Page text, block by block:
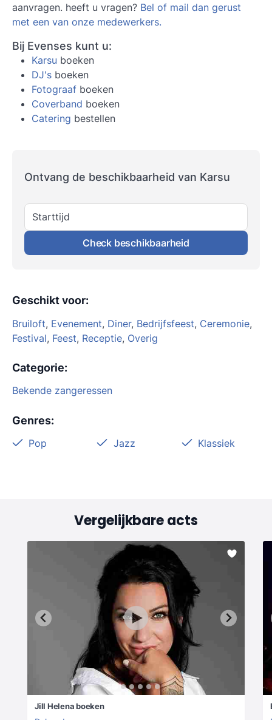
aanvragen. heeft u vragen? Bel of mail dan gerust
met een van onze medewerkers.
Bij Evenses kunt u:
Karsu boeken
DJ's boeken
Fotograaf boeken
Coverband boeken
Catering bestellen
Ontvang de beschikbaarheid van Karsu
Starttijd
Check beschikbaarheid
Geschikt voor:
Bruiloft, Evenement, Diner, Bedrijfsfeest, Ceremonie,
Festival, Feest, Receptie, Overig
Categorie:
Bekende zangeressen
Genres:
Pop Jazz Klassiek
Vergelijkbare acts
Jill Helena boeken